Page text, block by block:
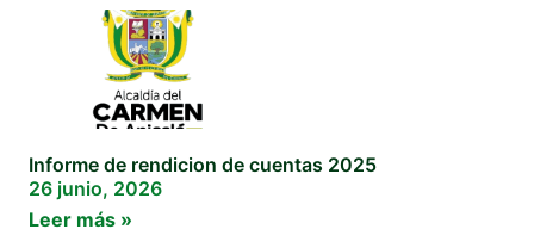
Informe de rendicion de cuentas 2025
26 junio, 2026
Leer más »